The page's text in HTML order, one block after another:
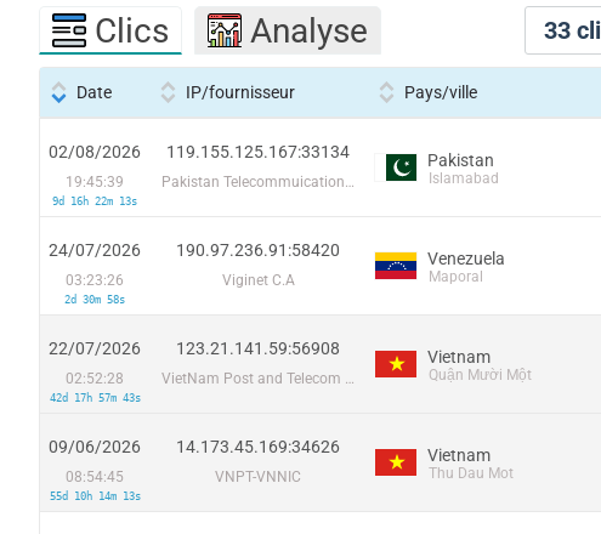
33
Clics Analyse
Date IP/fournisseur Pays/ville
02/08/2026
19:45:39
9d 16h 22m 13s
119.155.125.167:33134
Pakistan Telecommuication company limited
Pakistan
Islamabad
24/07/2026
03:23:26
2d 30m 58s
190.97.236.91:58420
Viginet C.A
Venezuela
Maporal
22/07/2026
02:52:28
42d 17h 57m 43s
123.21.141.59:56908
VietNam Post and Telecom Corporation
Vietnam
Quận Mười Một
09/06/2026
08:54:45
55d 10h 14m 13s
14.173.45.169:34626
VNPT-VNNIC
Vietnam
Thu Dau Mot